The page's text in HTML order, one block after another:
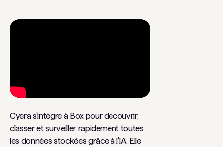
Cyera s'intègre à Box pour découvrir,
classer et surveiller rapidement toutes
les données stockées grâce à l'IA. Elle